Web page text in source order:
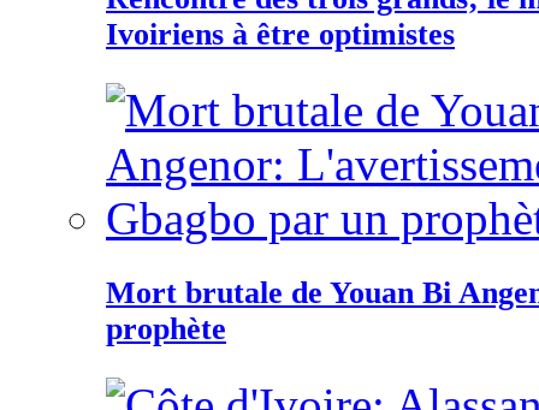
Ivoiriens à être optimistes
Mort brutale de Youan Bi
prophète